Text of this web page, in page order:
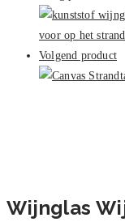
Volgend product
Wijnglas